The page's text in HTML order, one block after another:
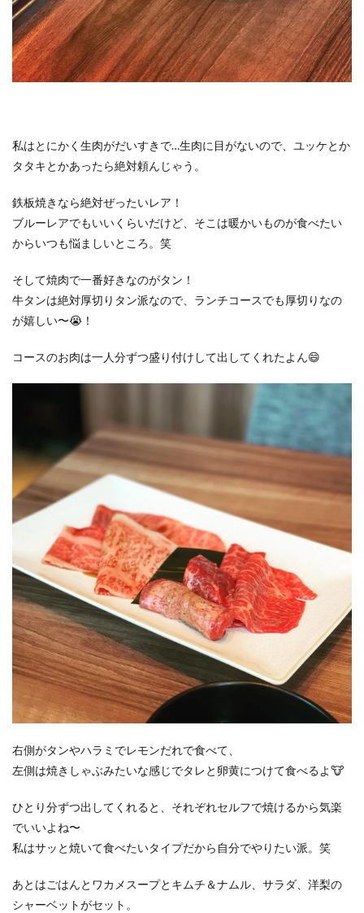
私はとにかく生肉がだいすきで…生肉に目がないので、ユッケとか
タタキとかあったら絶対頼んじゃう。
鉄板焼きなら絶対ぜったいレア！
ブルーレアでもいいくらいだけど、そこは暖かいものが食べたい
からいつも悩ましいところ。笑
そして焼肉で一番好きなのがタン！
牛タンは絶対厚切りタン派なので、ランチコースでも厚切りなの
が嬉しい〜😭！
コースのお肉は一人分ずつ盛り付けして出してくれたよん😄
右側がタンやハラミでレモンだれで食べて、
左側は焼きしゃぶみたいな感じでタレと卵黄につけて食べるよ🐮
ひとり分ずつ出してくれると、それぞれセルフで焼けるから気楽
でいいよね〜
私はサッと焼いて食べたいタイプだから自分でやりたい派。笑
あとはごはんとワカメスープとキムチ＆ナムル、サラダ、洋梨の
シャーベットがセット。